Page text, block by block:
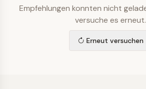
Empfehlungen konnten nicht
versuche es erneut.
Erneut versuchen